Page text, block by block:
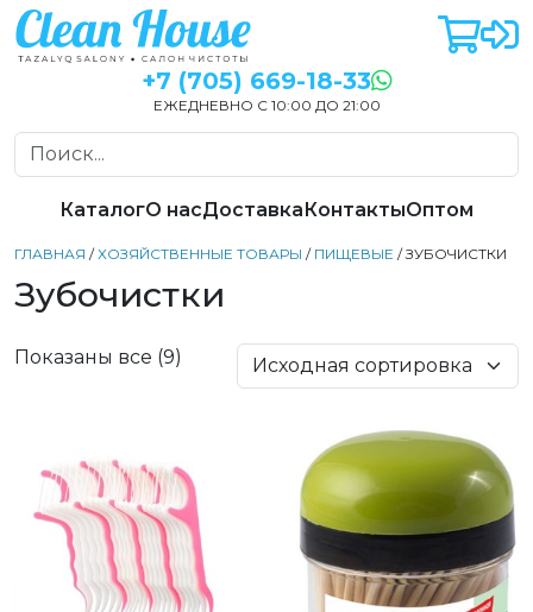
+7 (705) 669-18-33
ЕЖЕДНЕВНО С 10:00 ДО 21:00
КаталогО насДоставкаКонтактыОптом
ГЛАВНАЯ /ХОЗЯЙСТВЕННЫЕ ТОВАРЫ / ПИЩЕВЫЕ / ЗУБОЧИСТКИ
Зубочистки
Показаны все (9)